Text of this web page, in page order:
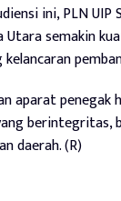
ini, PLN
semakin
aparat
daerah. (R)